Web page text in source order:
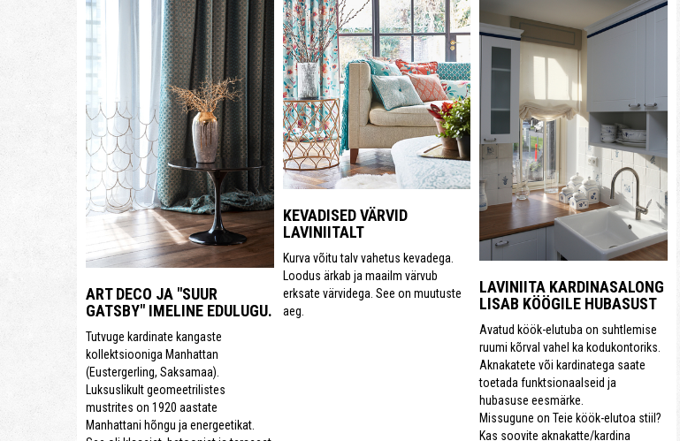
ART DECO JA "SUUR
GATSBY" IMELINE EDULUGU.
Tutvuge kardinate kangaste
kollektsiooniga Manhattan
(Eustergerling, Saksamaa).
Luksuslikult geomeetrilistes
mustrites on 1920 aastate
Manhattani hõngu ja energeetikat.
KEVADISED VÄRVID
LAVINIITALT
Kurva võitu talv vahetus kevadega.
Loodus ärkab ja maailm värvub
erksate värvidega. See on muutuste
aeg.
LAVINIITA KARDINASALONG
LISAB KÖÖGILE HUBASUST
Avatud köök-elutuba on suhtlemise
ruumi kõrval vahel ka kodukontoriks.
Aknakatete või kardinatega saate
toetada funktsionaalseid ja
hubasuse eesmärke.
Missugune on Teie köök-elutoa stiil?
Kas soovite aknakatte/kardina